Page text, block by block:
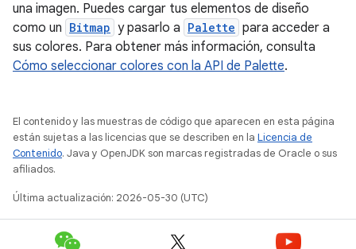
una imagen. Puedes cargar tus elementos de diseño
como un Bitmap y pasarlo a Palette para acceder a
sus colores. Para obtener más información, consulta
Cómo seleccionar colores con la API de Palette.
El contenido y las muestras de código que aparecen en esta página
están sujetas a las licencias que se describen en la Licencia de
Contenido. Java y OpenJDK son marcas registradas de Oracle o sus
afiliados.
Última actualización: 2026-05-30 (UTC)